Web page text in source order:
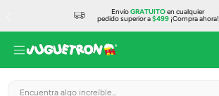
EnvíoGRATUITOen cualquier
pedido superior a$499¡Compra ahora!
Encuentra algo increíble...